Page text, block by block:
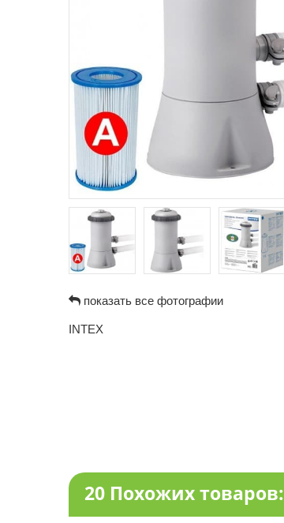
показать все фотографии
INTEX
20 Похожих товаров: